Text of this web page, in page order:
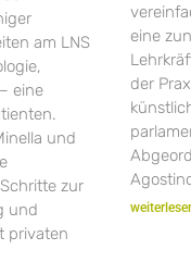
am LNS
eine
und
zur
und
privaten
eine
der